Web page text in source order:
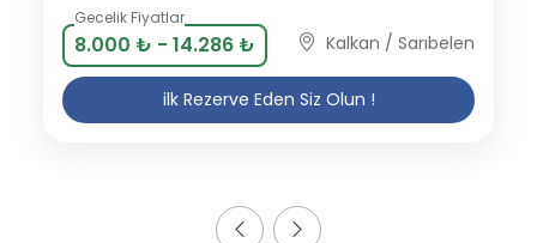
Gecelik Fiyatlar
8.000 ₺ - 14.286 ₺ Kalkan / Sarıbelen
ilk Rezerve Eden Siz Olun !